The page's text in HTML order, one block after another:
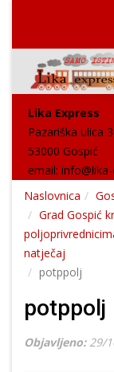
Lika Express
Pazariška ulica
53000 Gospić
email:
Naslovnica
Grad Gospić
natječaj
potppolj
potppolj
Objavljeno: 29/